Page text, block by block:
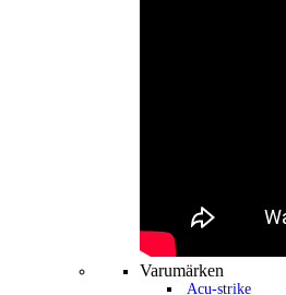
Varumärken
Acu-strike